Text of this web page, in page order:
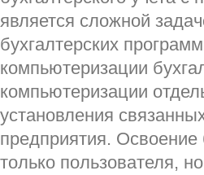
является сложной
бухгалтерских
компьютеризации
компьютеризации
установления
предприятия.
только пользователя,